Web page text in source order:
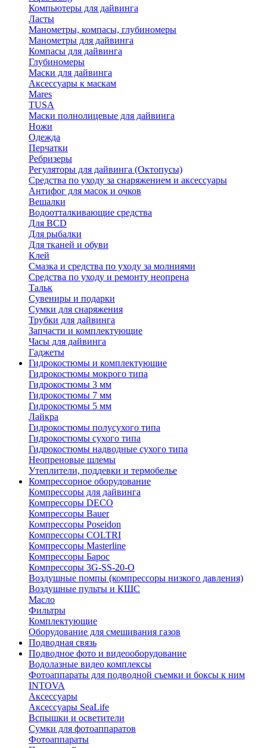
Компьютеры для дайвинга
Ласты
Манометры, компасы, глубиномеры
Манометры для дайвинга
Компасы для дайвинга
Глубиномеры
Маски для дайвинга
Аксессуары к маскам
Mares
TUSA
Маски полнолицевые для дайвинга
Ножи
Одежда
Перчатки
Ребризеры
Регуляторы для дайвинга (Октопусы)
Средства по уходу за снаряжением и аксессуары
Антифог для масок и очков
Вешалки
Водоотталкивающие средства
Для BCD
Для рыбалки
Для тканей и обуви
Клей
Смазка и средства по уходу за молниями
Средства по уходу и ремонту неопрена
Тальк
Сувениры и подарки
Сумки для снаряжения
Трубки для дайвинга
Запчасти и комплектующие
Часы для дайвинга
Гаджеты
Гидрокостюмы и комплектующие
Гидрокостюмы мокрого типа
Гидрокостюмы 3 мм
Гидрокостюмы 7 мм
Гидрокостюмы 5 мм
Лайкра
Гидрокостюмы полусухого типа
Гидрокостюмы сухого типа
Гидрокостюмы надводные сухого типа
Неопреновые шлемы
Утеплители, поддевки и термобелье
Компрессорное оборудование
Компрессоры для дайвинга
Компрессоры DECO
Компрессоры Bauer
Компрессоры Poseidon
Компрессоры COLTRI
Компрессоры Masterline
Компрессоры Барос
Компрессоры 3G-SS-20-O
Воздушные помпы (компрессоры низкого давления)
Воздушные пульты и КШС
Масло
Фильтры
Комплектующие
Оборудование для смешивания газов
Подводная связь
Подводное фото и видеооборудование
Водолазные видео комплексы
Фотоаппараты для подводной съемки и боксы к ним
INTOVA
Аксессуары
Аксессуары SeaLife
Вспышки и осветители
Сумки для фотоаппаратов
Фотоаппараты